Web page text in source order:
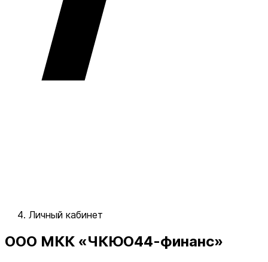
Личный кабинет
ООО МКК «ЧКЮО44-финанс»